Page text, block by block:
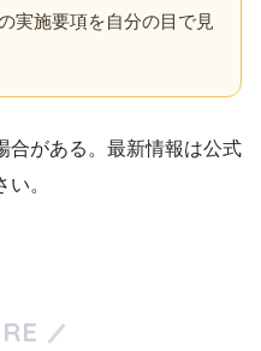
実施要項を自分の目で見
合がある。最新情報は公式
。